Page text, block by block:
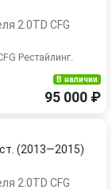
2.0TD CFG
Рестайлинг.
В наличии
95 000 ₽
(2013—2015)
2.0TD CFG